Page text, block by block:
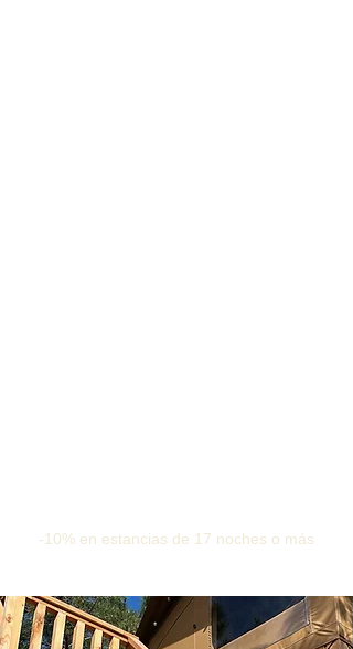
-10% en estancias de 17 noches o más